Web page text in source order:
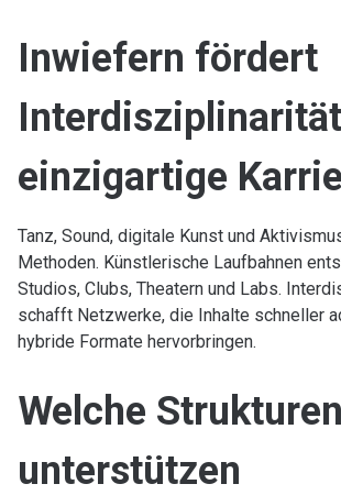
Inwiefern fördert
Interdisziplinarität
einzigartige
Tanz, Sound, digitale Kunst und
Methoden. Künstlerische Laufbahnen
Studios, Clubs, Theatern und Labs.
schafft Netzwerke, die Inhalte schneller
hybride Formate hervorbringen.
Welche Strukturen
unterstützen